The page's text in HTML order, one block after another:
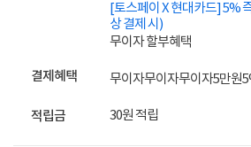
[토스페이 X 현대카드] 5%
상 결제 시)
무이자 할부혜택
결제혜택 무이자무이자무이자5만원
적립금 30원 적립